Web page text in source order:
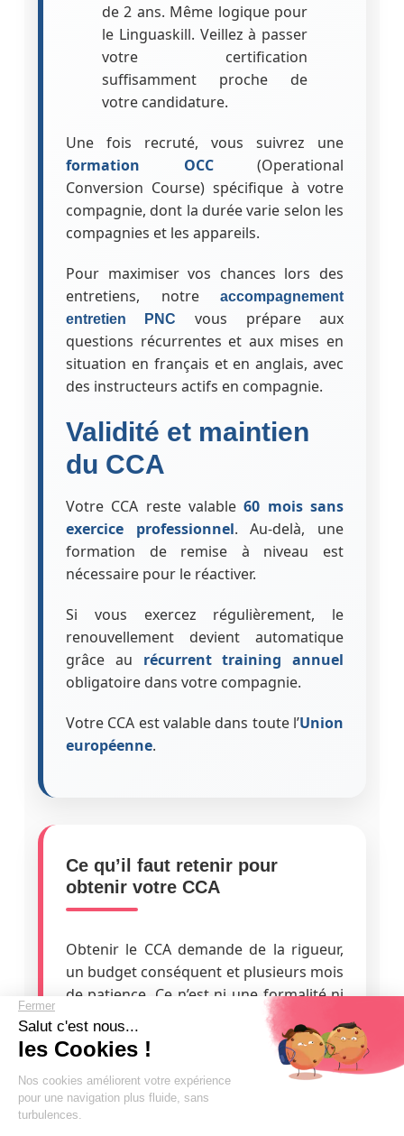
de 2 ans. Même logique pour
le Linguaskill. Veillez à passer
votre certification
suffisamment proche de
votre candidature.
Une fois recruté, vous suivrez une
formation OCC(Operational
Conversion Course) spécifique à votre
compagnie, dont la durée varie selon les
compagnies et les appareils.
Pour maximiser vos chances lors des
entretiens, notreaccompagnement
entretien PNC
vous prépare aux
questions récurrentes et aux mises en
situation en français et en anglais, avec
des instructeurs actifs en compagnie.
Validité et maintien
du CCA
Votre CCA reste valable60 mois sans
exercice professionnel. Au-delà, une
formation de remise à niveau est
nécessaire pour le réactiver.
Si vous exercez régulièrement, le
renouvellement devient automatique
grâce au récurrent training annuel
obligatoire dans votre compagnie.
Votre CCA est valable dans toute l’Union
européenne.
Ce qu’il faut retenir pour
obtenir votre CCA
Obtenir le CCA demande de la rigueur,
un budget conséquent et plusieurs mois
de patience. Ce n’est ni une formalité ni
un parcours du combattant, mais un
processus bien structuré qui ne
pardonne pas l’improvisation.
Le plus gros piège ? Se lancer dans le
CCA sans avoir validé son niveau
+ 1000 ÉLÈVES EN COMPAGNIE